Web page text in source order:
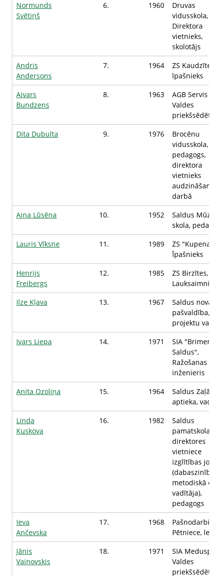
Normunds
Svētiņš
6. 1960
Druvas
vidusskola,
Direktora
vietnieks,
skolotājs
Andris
Andersons
7. 1964
ZS Kaudzītes,
īpašnieks
Aivars
Bundzens
8. 1963
AGB Servis SIA,
Valdes
priekšsēdētājs
Dita Dubulta
9. 1976
Brocēnu
vidusskola,
pedagogs,
direktora
vietnieks
audzināšanas
darbā
Aina Lūsēna
10. 1952
Saldus
skola,
Lauris Vīksne
11. 1989
ZS "Kupenas",
Īpašnieks
Henrijs
Freibergs
12. 1985
ZS Birzītes,
Lauksaimnieks
Ilze Kļava
13. 1967
Saldus novada
pašvaldība,
projektu
Ivars Liepa
14. 1971
SIA "Brimer
Saldus",
Ražošanas
inženieris
Anita Ozoliņa
15. 1964
Saldus Zaļā
aptieka,
Linda
Kuskova
16. 1982
Saldus
pamatskola,
direktores
vietniece
izglītības jomā
(dabaszinību
metodiskā
vadītāja),
pedagogs
Ieva
Ančevska
17. 1968
Pētniece,
Jānis
Vainovskis
18. 1971
SIA Meduspils,
Valdes
priekšsēdētājs